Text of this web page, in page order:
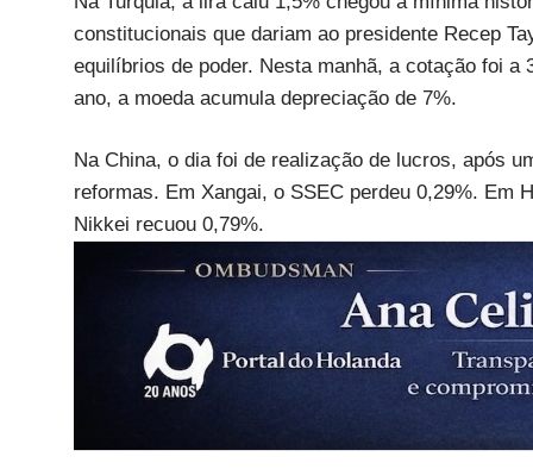
constitucionais que dariam ao presidente Recep
equilíbrios de poder. Nesta manhã, a cotação foi
ano, a moeda acumula depreciação de 7%.
Na China, o dia foi de realização de lucros, após
reformas. Em Xangai, o SSEC perdeu 0,29%. Em
Nikkei recuou 0,79%.